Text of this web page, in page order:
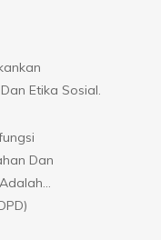
Etika Sosial.
Dan